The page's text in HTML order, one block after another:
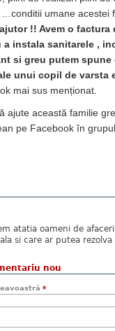
umane acestei
!! Avem o
a instala sanitarele ,
si greu putem
unui copil de varsta
mai sus menționat.
ajute această familie
pe Facebook în
atatia oameni de
si care ar putea
nou
*